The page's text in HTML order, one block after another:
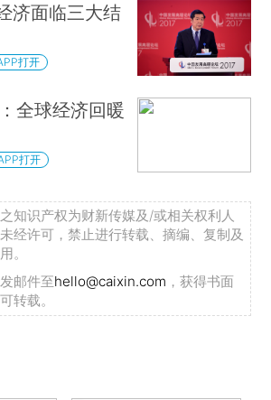
济面临三大结
打开
全球经济回暖
打开
知识产权为财新传媒及/或相关权利人
经许可，禁止进行转载、摘编、复制及
。
邮件至hello@caixin.com ，获得书面
转载。